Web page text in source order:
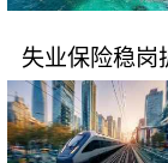
失业保险稳岗